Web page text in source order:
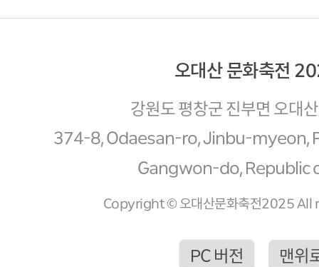
오대산 문화축전
강원도 평창군 진부면 오대
374-8, Odaesan-ro, Jinbu-myeon,
Gangwon-do, Republic
Copyright © 오대산문화축전2025
PC 버전 맨위